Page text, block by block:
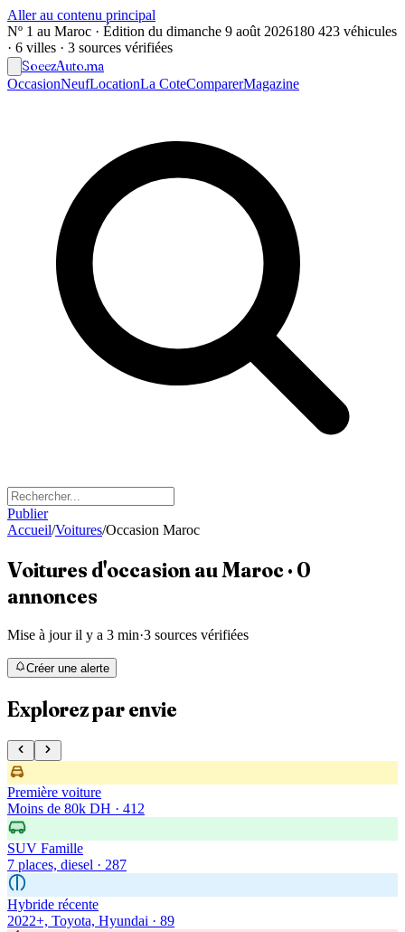
Aller au contenu principal
Nº 1 au Maroc · Édition du dimanche 9 août 2026180 423 véhicules
· 6 villes · 3 sources vérifiées
SoeezAuto.ma
OccasionNeufLocationLa CoteComparerMagazine
Publier
Accueil/Voitures/Occasion Maroc
Voitures d'occasionau Maroc· 0
annonces
Mise à jour il y a 3 min·3 sources vérifiées
Créer une alerte
Explorez par envie
Première voiture
Moins de 80k DH · 412
SUV Famille
7 places, diesel · 287
Hybride récente
2022+, Toyota, Hyundai · 89